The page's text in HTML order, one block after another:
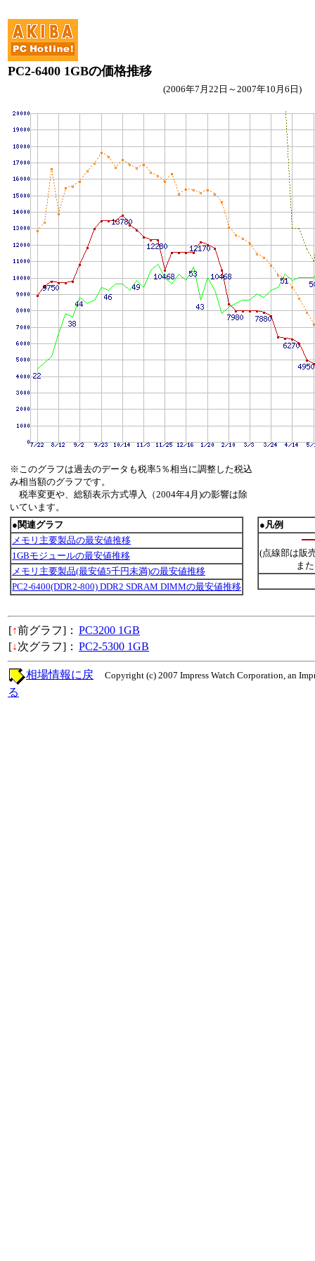
PC2-6400 1GBの価格推移
(2006年7月22日～2007年10月6日)
※このグラフは過去のデータも税率5％相当に調整した税込
み相当額のグラフです。
税率変更や、総額表示方式導入（2004年4月)の影響は除
いています。
●関連グラフ
メモリ主要製品の最安値推移
1GBモジュールの最安値推移
メモリ主要製品(最安値5千円未満)の最安値推移
PC2-6400(DDR2-800) DDR2 SDRAM DIMMの最安値推移
●凡例
(点線部は販
ま
[↑前グラフ]： PC3200 1GB
[↓次グラフ]： PC2-5300 1GB
Copyright (c) 2007 Impress Watch Corporation, an
相場情報に戻
る